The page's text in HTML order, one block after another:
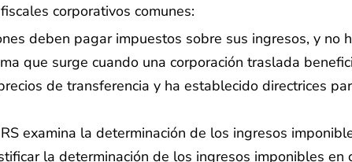
corporativos comunes:
deben pagar impuestos sobre sus ingresos, y
que surge cuando una corporación traslada
de transferencia y ha establecido directrices
examina la determinación de los ingresos
la determinación de los ingresos imponibles en